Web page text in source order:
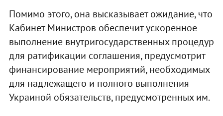
Помимо этого, она высказывает ожидание, что
Кабинет Министров обеспечит ускоренное
выполнение внутригосударственных процедур
для ратификации соглашения, предусмотрит
финансирование мероприятий, необходимых
для надлежащего и полного выполнения
Украиной обязательств, предусмотренных им.